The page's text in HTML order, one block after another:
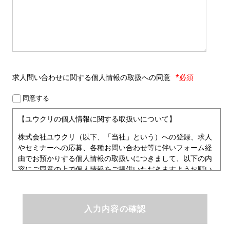
求人問い合わせに関する個人情報の取扱への同意 *必須
同意する
【ユウクリの個人情報に関する取扱いについて】
株式会社ユウクリ（以下、「当社」という）への登録、求人
やセミナーへの応募、各種お問い合わせ等に伴いフォーム経
由でお預かりする個人情報の取扱いにつきまして、以下の内
容にご同意の上で個人情報をご提供いただきますようお願い
ユウクリにおける個人情報保護方針